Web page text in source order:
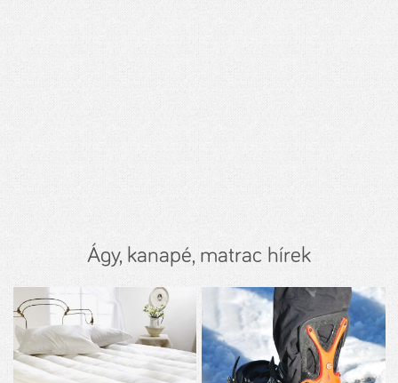
Ágy, kanapé, matrac hírek